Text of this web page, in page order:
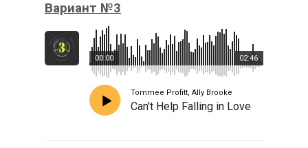
Вариант №3
02:46
00:00
Tommee Profitt, Ally Brooke
Can't Help Falling in Love